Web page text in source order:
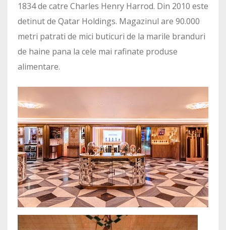
1834 de catre Charles Henry Harrod. Din 2010 este
detinut de Qatar Holdings. Magazinul are 90.000
metri patrati de mici buticuri de la marile branduri
de haine pana la cele mai rafinate produse
alimentare.